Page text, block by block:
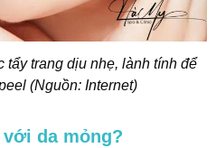
trang dịu nhẹ, lành tính để
(Nguồn: Internet)
da mỏng?